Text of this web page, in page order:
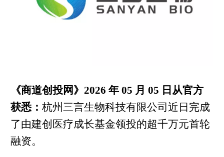
《商道创投网》2026 年 05 月 05 日从官方
获悉： 杭州三言生物科技有限公司近日完成
了由建创医疗成长基金领投的超千万元首轮
融资。